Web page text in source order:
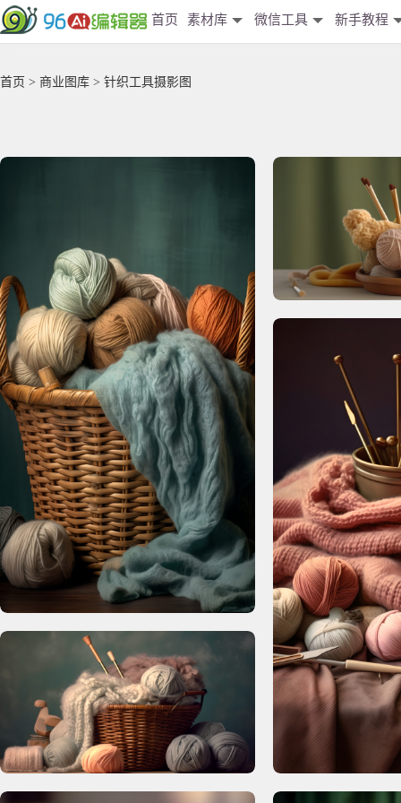
首页 素材库 微信工具 新手教程
首页 > 商业图库 > 针织工具摄影图